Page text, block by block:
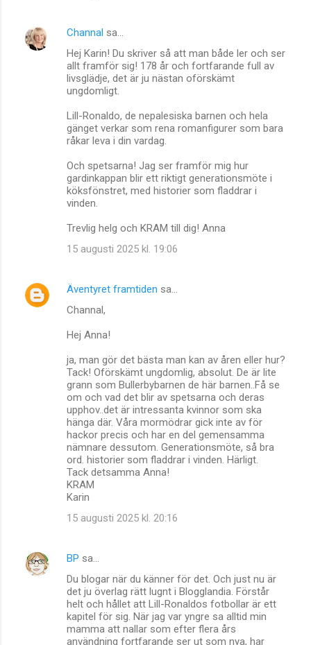
Channal sa…
Hej Karin! Du skriver så att man både ler och ser
allt framför sig! 178 år och fortfarande full av
livsglädje, det är ju nästan oförskämt
ungdomligt.
Lill-Ronaldo, de nepalesiska barnen och hela
gänget verkar som rena romanfigurer som bara
råkar leva i din vardag.
Och spetsarna! Jag ser framför mig hur
gardinkappan blir ett riktigt generationsmöte i
köksfönstret, med historier som fladdrar i
vinden.
Trevlig helg och KRAM till dig! Anna
15 augusti 2025 kl. 19:06
Äventyret framtiden sa…
Channal,
Hej Anna!
ja, man gör det bästa man kan av åren eller hur?
Tack! Oförskämt ungdomlig, absolut. De är lite
grann som Bullerbybarnen de här barnen..Få se
om och vad det blir av spetsarna och deras
upphov..det är intressanta kvinnor som ska
hänga där. Våra mormödrar gick inte av för
hackor precis och har en del gemensamma
nämnare dessutom. Generationsmöte, så bra
ord. historier som fladdrar i vinden. Härligt.
Tack detsamma Anna!
KRAM
Karin
15 augusti 2025 kl. 20:16
BP sa…
Du blogar när du känner för det. Och just nu är
det ju överlag rätt lugnt i Blogglandia. Förstår
helt och hållet att Lill-Ronaldos fotbollar är ett
kapitel för sig. När jag var yngre sa alltid min
mamma att nallar som efter flera års
användning fortfarande ser ut som nya, har